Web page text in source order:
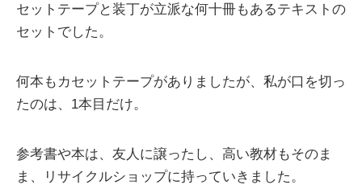
セットテープと装丁が立派な何十冊もあるテキストの
セットでした。
何本もカセットテープがありましたが、私が口を切っ
たのは、1本目だけ。
参考書や本は、友人に譲ったし、高い教材もそのま
ま、リサイクルショップに持っていきました。